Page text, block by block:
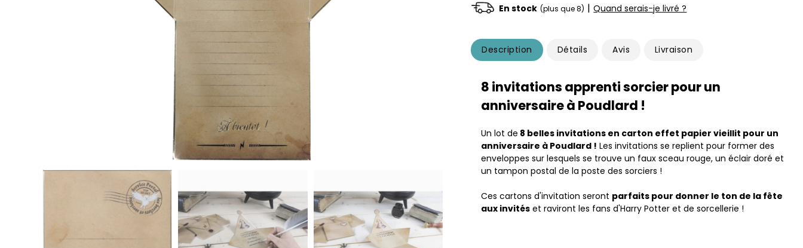
En stock (plus que 8) | Quand serais-je livré ?
Description Détails Avis Livraison
8 invitations apprenti sorcier pour un
anniversaire à Poudlard !
Un lot de 8 belles invitations en carton effet papier vieillit pour un
anniversaire à Poudlard ! Les invitations se replient pour former des
enveloppes sur lesquels se trouve un faux sceau rouge, un éclair doré et
un tampon postal de la poste des sorciers !
Ces cartons d'invitation seront parfaits pour donner le ton de la fête
aux invités et raviront les fans d'Harry Potter et de sorcellerie !